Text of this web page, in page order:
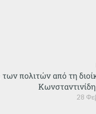
28
των πολιτών από τη